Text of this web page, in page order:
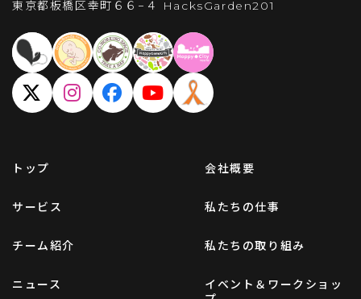
東京都板橋区幸町６６−４
HacksGarden201
トップ 会社概要
サービス 私たちの仕事
チーム紹介 私たちの取り組み
ニュース
イベント＆ワークショッ